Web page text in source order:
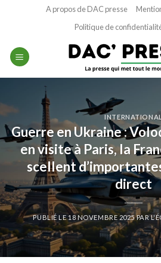
A propos de DAC presse
Politique de
Guerre en Ukraine :
en visite à Paris, la
scellent
direct
PUBLIÉ LE18 NOVEMBRE 2025PAR